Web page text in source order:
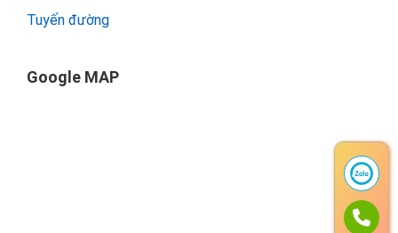
Tuyến đường
Google MAP